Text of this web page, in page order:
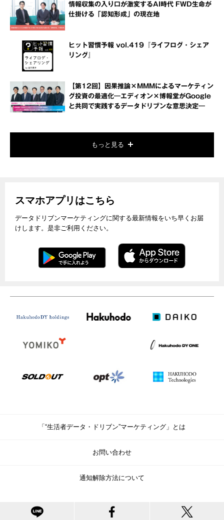
情報収集の入り口が激変するAI時代 FWD生命が
仕掛ける「認知形成」の現在地
ヒット習慣予報 vol.419『ライフログ・シェア
リング』
【第12回】因果推論×MMMによるマーケティン
グ投資の最適化―エディオン×博報堂がGoogle
と共同で実践するデータドリブンな意思決定―
もっと見る
スマホアプリはこちら
データドリブンマーケティングに関する最新情報をいち早くお届
けします。是非ご利用ください。
「“生活者データ・ドリブン”マーケティング」とは
お問い合わせ
通知解除方法について
© Copyright Hakuhodo DY Holdings Inc. All rights reserved.